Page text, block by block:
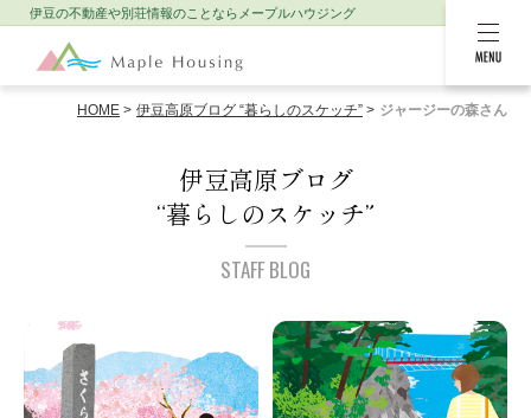
MENU
伊豆の不動産や別荘情報のことなら メープルハウジング
HOME 伊豆高原ブログ “暮らしのスケッチ” ジャージーの森さん
伊豆高原ブログ
“暮らしのスケッチ”
STAFF BLOG